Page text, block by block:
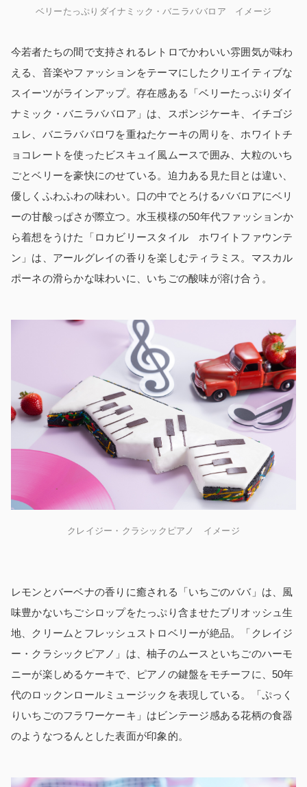
ベリーたっぷりダイナミック・バニラババロア イメージ
今若者たちの間で支持されるレトロでかわいい雰囲気が味わ
える、音楽やファッションをテーマにしたクリエイティブな
スイーツがラインアップ。存在感ある「ベリーたっぷりダイ
ナミック・バニラババロア」は、スポンジケーキ、イチゴジ
ュレ、バニラババロワを重ねたケーキの周りを、ホワイトチ
ョコレートを使ったビスキュイ風ムースで囲み、大粒のいち
ごとベリーを豪快にのせている。迫力ある見た目とは違い、
優しくふわふわの味わい。口の中でとろけるババロアにベリ
ーの甘酸っぱさが際立つ。水玉模様の50年代ファッションか
ら着想をうけた「ロカビリースタイル ホワイトファウンテ
ン」は、アールグレイの香りを楽しむティラミス。マスカル
ポーネの滑らかな味わいに、いちごの酸味が溶け合う。
クレイジー・クラシックピアノ イメージ
レモンとバーベナの香りに癒される「いちごのババ」は、風
味豊かないちごシロップをたっぷり含ませたブリオッシュ生
地、クリームとフレッシュストロベリーが絶品。「クレイジ
ー・クラシックピアノ」は、柚子のムースといちごのハーモ
ニーが楽しめるケーキで、ピアノの鍵盤をモチーフに、50年
代のロックンロールミュージックを表現している。「ぷっく
りいちごのフラワーケーキ」はビンテージ感ある花柄の食器
のようなつるんとした表面が印象的。